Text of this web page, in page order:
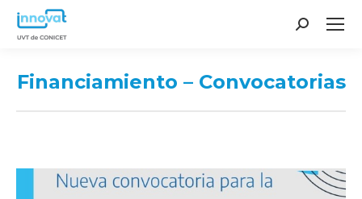
Search:
Financiamiento – Convocatorias